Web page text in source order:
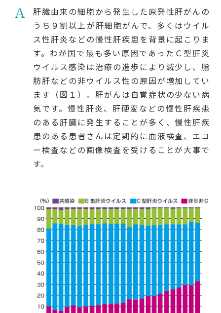
肝臓由来の細胞から発生した原発性肝がんの
うち９割以上が肝細胞がんで、多くはウイル
ス性肝炎などの慢性肝疾患を背景に起こりま
す。わが国で最も多い原因であったＣ型肝炎
ウイルス感染は治療の進歩により減少し、脂
肪肝などの非ウイルス性の原因が増加してい
ます（図１）。肝がんは自覚症状の少ない病
気です。慢性肝炎、肝硬変などの慢性肝疾患
のある肝臓に発生することが多く、慢性肝疾
患のある患者さんは定期的に血液検査、エコ
ー検査などの画像検査を受けることが大事で
す。